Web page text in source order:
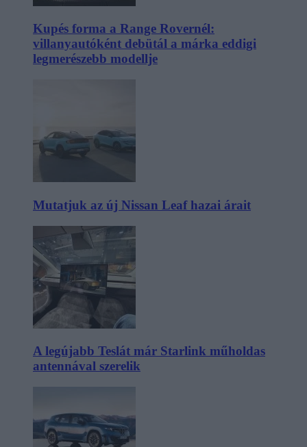
Kupés forma a Range Rovernél:
villanyautóként debütál a márka eddigi
legmerészebb modellje
Mutatjuk az új Nissan Leaf hazai árait
A legújabb Teslát már Starlink műholdas
antennával szerelik